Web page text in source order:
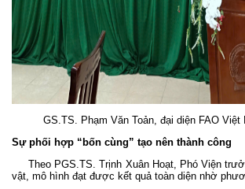
GS.TS. Phạm Văn Toản, đại diện FAO Việt
Sự phối hợp “bốn cùng” tạo nên thành công
Theo PGS.TS. Trịnh Xuân Hoạt, Phó Viện
vật, mô hình đạt được kết quả toàn diện nhờ